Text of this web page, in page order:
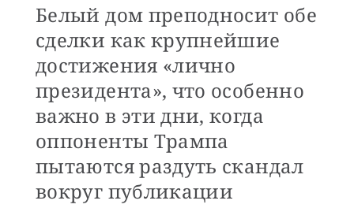
Белый дом преподносит обе
сделки как крупнейшие
достижения «лично
президента», что особенно
важно в эти дни, когда
оппоненты Трампа
пытаются раздуть скандал
вокруг публикации